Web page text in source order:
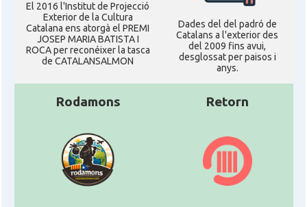
El 2016 l'Institut de Projecció
Exterior de la Cultura
Catalana ens atorgà el PREMI
JOSEP MARIA BATISTA I
ROCA per reconéixer la tasca
de CATALANSALMON
Dades del del padró de
Catalans a l'exterior des
del 2009 fins avui,
desglossat per paisos i
anys.
Rodamons Retorn